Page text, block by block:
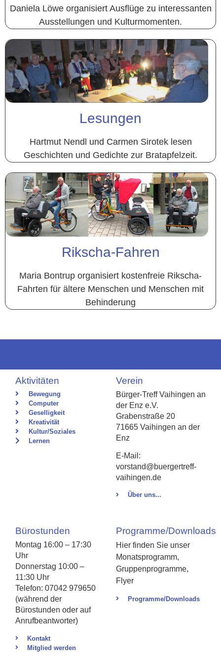
Daniela Löwe organisiert Ausflüge zu interessanten
Ausstellungen und Kulturmomenten.
Lesungen
Hartmut Nendl und Carmen Sirotek lesen
Geschichten und Gedichte zur Bratapfelzeit.
Rikscha-Fahren
Maria Bontrup organisiert kostenfreie Rikscha-
Fahrten für ältere Menschen und Menschen mit
Behinderung
Aktivitäten
Bewegung
Computer
Geselligkeit
Kreativität
Kultur/Soziales
Lernen
Verein
Bürger-Treff Vaihingen an
der Enz e.V.
Grabenstraße 20
71665 Vaihingen an der
Enz
E-Mail:
vorstand@buergertreff-
vaihingen.de
Über uns...
Bürostunden
Montag 16:00 – 17:30
Uhr
Donnerstag 10:00 –
11:30 Uhr
Telefon: 07042 979650
(während der
Bürostunden oder auf
Anrufbeantworter)
Kontakt
Mitglied werden
Programme/Downloads
Hier finden Sie unser
Monatsprogramm,
Gruppenprogramme,
Flyer
Programme/Downloads